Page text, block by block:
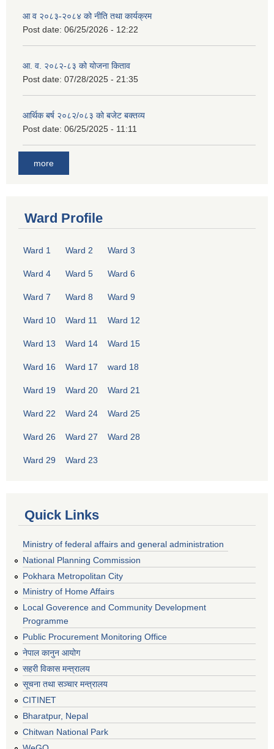
आ व २०८३-२०८४ को नीति तथा कार्यक्रम
Post date: 06/25/2026 - 12:22
आ. व. २०८२-८३ को योजना किताव
Post date: 07/28/2025 - 21:35
आर्थिक बर्ष २०८२/०८३ को बजेट बक्तव्य
Post date: 06/25/2025 - 11:11
more
Ward Profile
Ward 1 Ward 2 Ward 3
Ward 4 Ward 5 Ward 6
Ward 7 Ward 8 Ward 9
Ward 10 Ward 11 Ward 12
Ward 13 Ward 14 Ward 15
Ward 16 Ward 17 ward 18
Ward 19 Ward 20 Ward 21
Ward 22 Ward 24 Ward 25
Ward 26 Ward 27 Ward 28
Ward 29 Ward 23
Quick Links
Ministry of federal affairs and general administration
National Planning Commission
Pokhara Metropolitan City
Ministry of Home Affairs
Local Goverence and Community Development
Programme
Public Procurement Monitoring Office
नेपाल कानुन आयोग
सहरी विकास मन्त्रालय
सूचना तथा सञ्चार मन्त्रालय
CITINET
Bharatpur, Nepal
Chitwan National Park